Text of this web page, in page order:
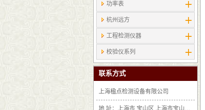
功率表
杭州远方
工程检测仪器
校验仪系列
联系方式
上海楹点检测设备有限公司
地 址：上海市 宝山区 上海市宝山区沪太路6397号1-2层F25区1011室